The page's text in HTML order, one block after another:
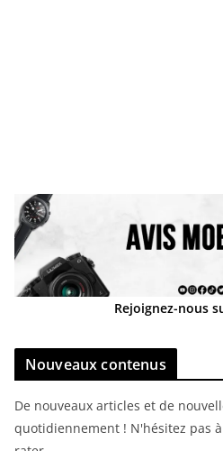
Rejoignez-nous
Nouveaux contenus
De nouveaux articles et de
quotidiennement ! N'hésitez pas